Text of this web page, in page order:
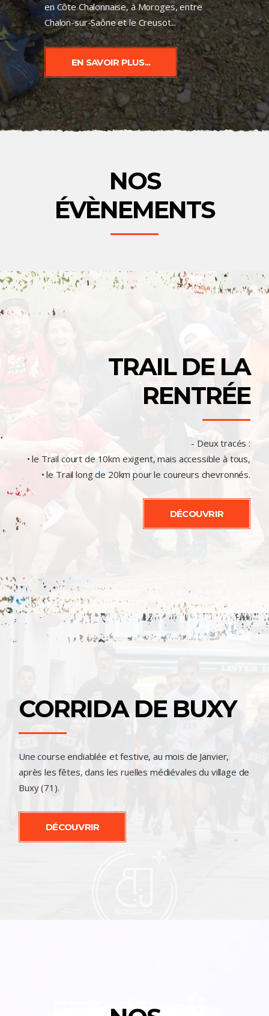
en Côte Chalonnaise, à Moroges, entre
Chalon-sur-Saône et le Creusot...
EN SAVOIR PLUS...
NOS
ÉVÈNEMENTS
TRAIL DE LA
RENTRÉE
- Deux tracés :
• le Trail court de 10km exigent, mais accessible à tous,
• le Trail long de 20km pour le coureurs chevronnés.
DÉCOUVRIR
CORRIDA DE BUXY
Une course endiablée et festive, au mois de Janvier,
après les fêtes, dans les ruelles médiévales du village de
Buxy (71).
DÉCOUVRIR